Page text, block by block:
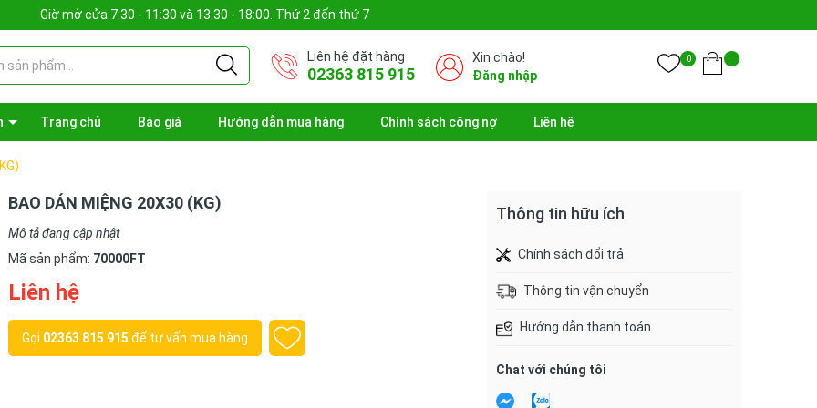
Giờ mở cửa 7:30 - 11:30 và 13:30 - 18:00. Thứ 2 đến thứ 7
Liên hệ đặt hàng
02363 815 915
Xin chào!
Đăng nhập
0
Trang chủ Báo giá Hướng dẫn mua hàng Chính sách công nợ Liên hệ
BAO DÁN MIỆNG 20X30 (KG)
Mô tả đang cập nhật
Mã sản phẩm: 70000FT
Liên hệ
Gọi 02363 815 915 để tư vấn mua hàng
Thông tin hữu ích
Chính sách đổi trả
Thông tin vận chuyển
Hướng dẫn thanh toán
Chat với chúng tôi